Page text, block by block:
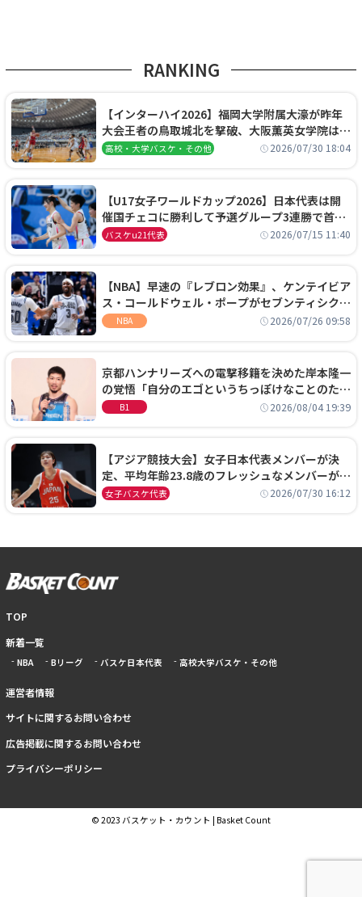
RANKING
【インターハイ2026】福岡大学附属大濠が昨年
大会王者の鳥取城北を撃破、大阪薫英女学院は岐
阜女子に完勝、大会3日目試合結果
高校・大学バスケ・その他 2026/07/30 18:04
【U17女子ワールドカップ2026】日本代表は開
催国チェコに勝利して予選グループ3連勝で首位
通過！準々決勝の相手はエジプトに決定
バスケu21代表 2026/07/15 11:40
【NBA】早速の『レブロン効果』、ケンテイビア
ス・コールドウェル・ポープがセブンティシクサ
ーズに1年契約で加入
NBA 2026/07/26 09:58
京都ハンナリーズへの電撃移籍を決めた岸本隆一
の覚悟「自分のエゴというちっぽけなことのため
に、京都に来たわけではない」
B1 2026/08/04 19:39
【アジア競技大会】女子日本代表メンバーが決
定、平均年齢23.8歳のフレッシュなメンバーが日
本開催の大舞台で頂点を狙う
女子バスケ代表 2026/07/30 16:12
TOP
新着一覧
NBA Bリーグ バスケ日本代表 高校大学バスケ・その他
運営者情報
サイトに関するお問い合わせ
広告掲載に関するお問い合わせ
プライバシーポリシー
© 2023 バスケット・カウント | Basket Count